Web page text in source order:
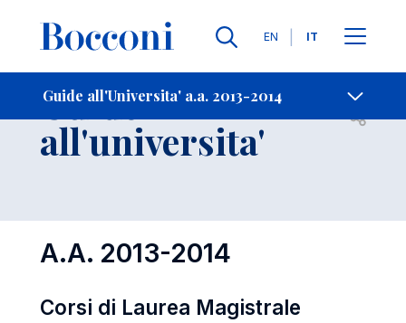
Lingue
EN IT
Guide all'Universita' a.a. 2013-2014
-
Guide
all'universita' Open
A.A. 2013-2014
Corsi di Laurea Magistrale